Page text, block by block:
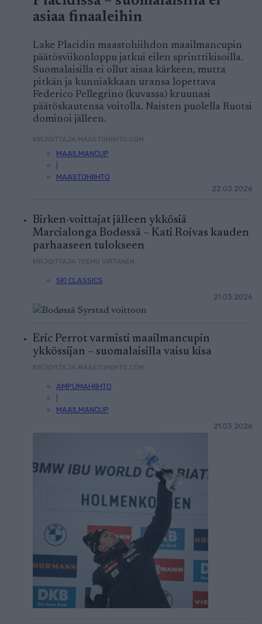
asiaa finaaleihin
Lake Placidin maastohiihdon maailmancupin
päätösviikonloppu jatkui eilen sprinttikisoilla.
Suomalaisilla ei ollut aisaa kärkeen, mutta
pitkän ja kunniakkaan uransa lopettava
Federico Pellegrino (kuvassa) kruunasi
päätöskautensa voitolla. Naisten puolella Ruotsi
dominoi jälleen.
KIRJOITTAJA MAASTOHIIHTO.COM
MAAILMANCUP
MAASTOHIIHTO
22.03.2026
Birken-voittajat jälleen ykkösiä
Marcialonga Bodøssä – Kati Roivas kauden
parhaaseen tulokseen
KIRJOITTAJA TEEMU VIRTANEN
SKI CLASSICS
21.03.2026
Eric Perrot varmisti maailmancupin
ykkössijan – suomalaisilla vaisu kisa
KIRJOITTAJA MAASTOHIIHTO.COM
AMPUMAHIIHTO
MAAILMANCUP
21.03.2026